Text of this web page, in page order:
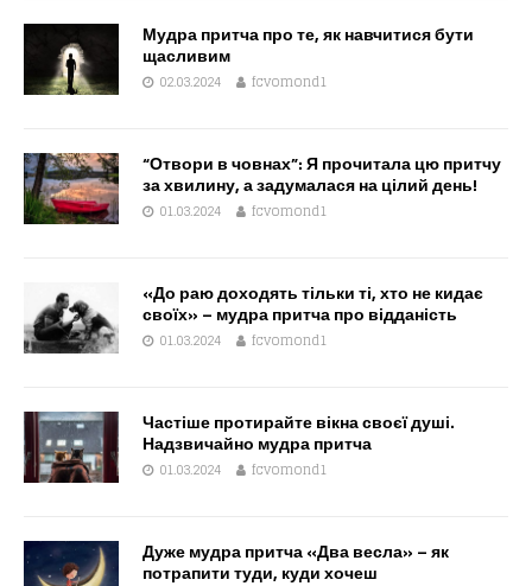
Мудра притча про те, як навчитися бути
щасливим
02.03.2024 fcvomond1
“Отвори в човнах”: Я прочитала цю притчу
за хвилину, а задумалася на цілий день!
01.03.2024 fcvomond1
«До раю доходять тільки ті, хто не кидає
своїх» – мудра притча про відданість
01.03.2024 fcvomond1
Частіше протирайте вікна своєї душі.
Надзвичайно мудра притча
01.03.2024 fcvomond1
Дуже мудра притча «Два весла» – як
потрапити туди, куди хочеш